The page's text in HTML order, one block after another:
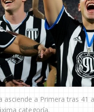
asciende a Primera tras
categoría.